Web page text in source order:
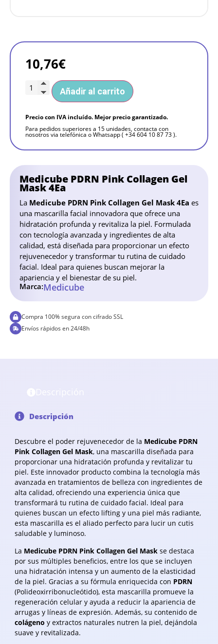
Medicube PDRN Pink Collagen Gel
Mask 4Ea
La Medicube PDRN Pink Collagen Gel Mask 4Ea es
una mascarilla facial innovadora que ofrece una
hidratación profunda y revitaliza la piel. Formulada
con tecnología avanzada y ingredientes de alta
calidad, está diseñada para proporcionar un efecto
rejuvenecedor y transformar tu rutina de cuidado
facial. Ideal para quienes buscan mejorar la
apariencia y el bienestar de su piel.
Marca:Medicube
10,76€
Añadir al carrito
Precio con IVA incluído. Mejor precio garantizado.
Para pedidos superiores a 15 unidades, contacta con
nosotros via telefónica o Whatsapp ( +34 604 10 87 73 ).
Compra 100% segura con cifrado SSL
Envíos rápidos en 24/48h
Descripción
Descubre el poder rejuvenecedor de la Medicube PDRN
Pink Collagen Gel Mask, una mascarilla diseñada para
proporcionar una hidratación profunda y revitalizar tu
piel. Este innovador producto combina la tecnología más
avanzada en tratamientos de belleza con ingredientes de
alta calidad, ofreciendo una experiencia única que
transformará tu rutina de cuidado facial. Ideal para
quienes buscan un efecto lifting y una piel más radiante,
esta mascarilla es el aliado perfecto para lucir un cutis
saludable y luminoso.
La Medicube PDRN Pink Collagen Gel Mask se destaca
por sus múltiples beneficios, entre los que se incluyen
una hidratación intensa y un aumento de la elasticidad
de la piel. Gracias a su fórmula enriquecida con PDRN
(Polideoxirribonucleótido), esta mascarilla promueve la
regeneración celular y ayuda a reducir la apariencia de
arrugas y líneas de expresión. Además, su contenido de
colágeno y extractos naturales nutren la piel, dejándola
suave y revitalizada.